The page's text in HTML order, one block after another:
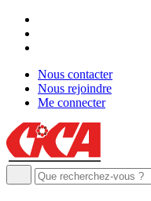
Nous contacter
Nous rejoindre
Me connecter